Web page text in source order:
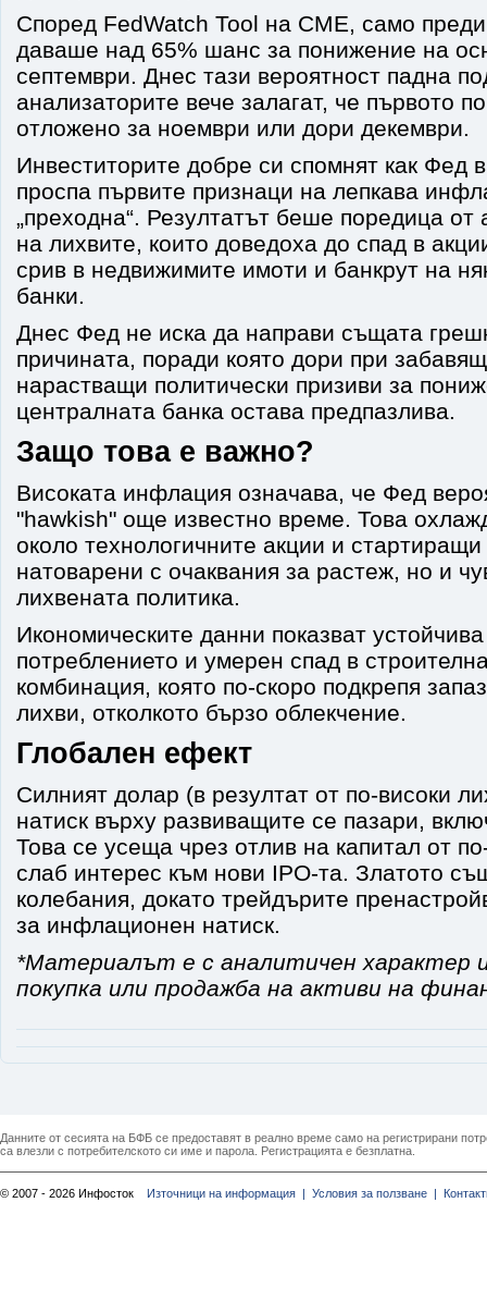
Според FedWatch Tool на CME, само
даваше над 65% шанс за понижение на
септември. Днес тази вероятност падна
анализаторите вече залагат, че първото
отложено за ноември или дори декември.
Инвеститорите добре си спомнят как Фед
проспа първите признаци на лепкава
„преходна“. Резултатът беше поредица от
на лихвите, които доведоха до спад в
срив в недвижимите имоти и банкрут на
банки.
Днес Фед не иска да направи същата
причината, поради която дори при
нарастващи политически призиви за
централната банка остава предпазлива.
Защо това е важно?
Високата инфлация означава, че Фед
"hawkish" още известно време. Това
около технологичните акции и
натоварени с очаквания за растеж, но и
лихвената политика.
Икономическите данни показват
потреблението и умерен спад в
комбинация, която по-скоро подкрепя
лихви, отколкото бързо облекчение.
Глобален ефект
Силният долар (в резултат от по-високи
натиск върху развиващите се пазари,
Това се усеща чрез отлив на капитал от
слаб интерес към нови IPO-та. Златото
колебания, докато трейдърите
за инфлационен натиск.
*Материалът е с аналитичен характер
покупка или продажба на активи на
Данните от сесията на БФБ се предоставят в реално време само на регистрирани
са влезли с потребителското си име и парола. Регистрацията е безплатна.
© 2007 - 2026 Инфосток Източници на информация | Условия за ползване |